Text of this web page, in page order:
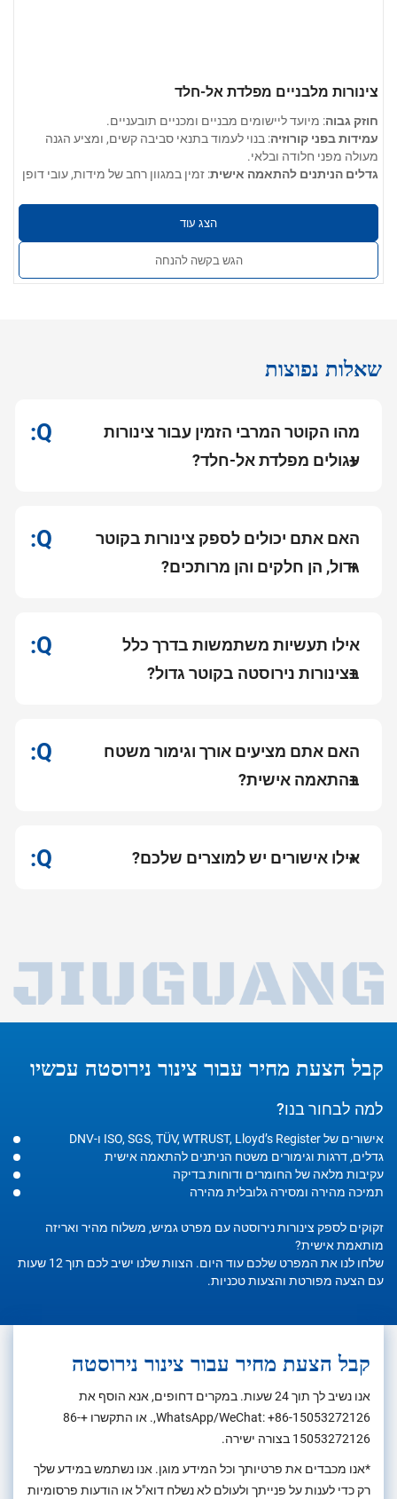
צינורות מלבניים מפלדת אל-חלד
חוזק גבוה: מיועד ליישומים מבניים ומכניים תובעניים.
עמידות בפני קורוזיה: בנוי לעמוד בתנאי סביבה קשים, ומציע הגנה
מעולה מפני חלודה ובלאי.
גדלים הניתנים להתאמה אישית: זמין במגוון רחב של מידות, עובי דופן
הנדסת דיוק: מיוצר בסבילות קפדניות, המבטיחות ביצועים עקביים בכל
מגוון רחב של יישומים: מושלם לשימוש בעיצוב אדריכלי, מעקות
חיצוניים ופנימיים, חלקי רכב, מבני ריהוט ועוד.
הצג עוד
הגש בקשה להנחה
שאלות נפוצות
מהו הקוטר המרבי הזמין עבור צינורות
עגולים מפלדת אל-חלד?
האם אתם יכולים לספק צינורות בקוטר
גדול, הן חלקים והן מרותכים?
אילו תעשיות משתמשות בדרך כלל
בצינורות נירוסטה בקוטר גדול?
האם אתם מציעים אורך וגימור משטח
בהתאמה אישית?
אילו אישורים יש למוצרים שלכם?
קבל הצעת מחיר עבור צינור נירוסטה עכשיו
למה לבחור בנו?
אישורים של ISO, SGS, TÜV, WTRUST, Lloyd’s Register ו-DNV
גדלים, דרגות וגימורים משטח הניתנים להתאמה אישית
עקיבות מלאה של החומרים ודוחות בדיקה
תמיכה מהירה ומסירה גלובלית מהירה
זקוקים לספק צינורות נירוסטה עם מפרט גמיש, משלוח מהיר ואריזה
מותאמת אישית?
שלחו לנו את המפרט שלכם עוד היום. הצוות שלנו ישיב לכם תוך 12 שעות
עם הצעה מפורטת והצעות טכניות.
קבל הצעת מחיר עבור צינור נירוסטה
אנו נשיב לך תוך 24 שעות. במקרים דחופים, אנא הוסף את
WhatsApp/WeChat:+86-15053272126 ,. או התקשרו
+86-
15053272126 בצורה ישירה.
*אנו מכבדים את פרטיותך וכל המידע מוגן. אנו נשתמש במידע שלך
רק כדי לענות על פנייתך ולעולם לא נשלח דוא"ל או הודעות פרסומיות